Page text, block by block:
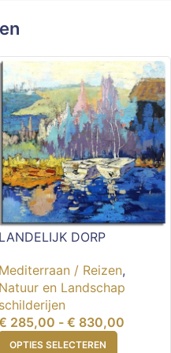
LANDELIJK DORP
Mediterraan / Reizen,
Natuur en Landschap
schilderijen
285,00 - € 830,00
OPTIES SELECTEREN